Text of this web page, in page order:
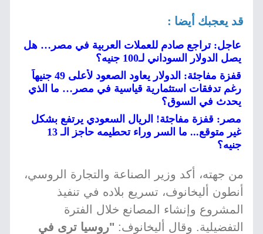
قد يعجبك أيضا :
عاجل: تراجع صادم للعملات العربية في مصر… هل
يصل الدولار السوداني لـ100 جنيه؟
قفزة مفاجئة: الدولار يعاود الصعود لأعلى 49 جنيهاً
رغم تدفقات استثمارية قياسية في مصر… ما الذي
يحدث في السوق؟
مصر: قفزة مفاجئة! الريال السعودي يرتفع بشكل
غير متوقع... ما السر وراء تحطيمه حاجز الـ 13
جنيه؟
من جهته، أكد وزير الصناعة والتجارة الروسي،
أنطون أليخانوف، تسريع بلاده في تنفيذ
المشروع وإنشاء المصانع خلال الفترة
التفضيلية. وقال أليخانوف: "روسيا ترى في